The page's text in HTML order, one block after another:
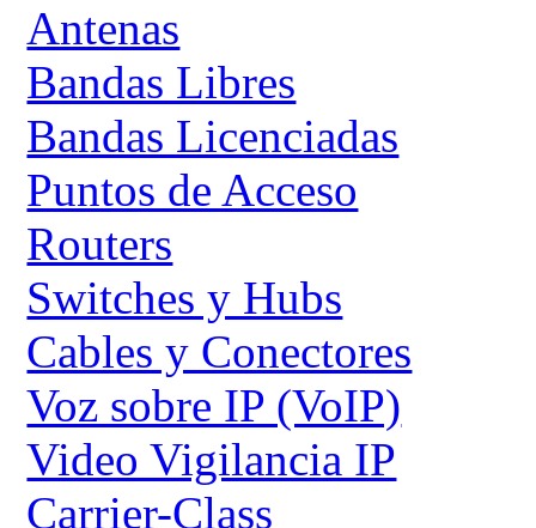
Antenas
Bandas Libres
Bandas Licenciadas
Puntos de Acceso
Routers
Switches y Hubs
Cables y Conectores
Voz sobre IP (VoIP)
Video Vigilancia IP
Carrier-Class